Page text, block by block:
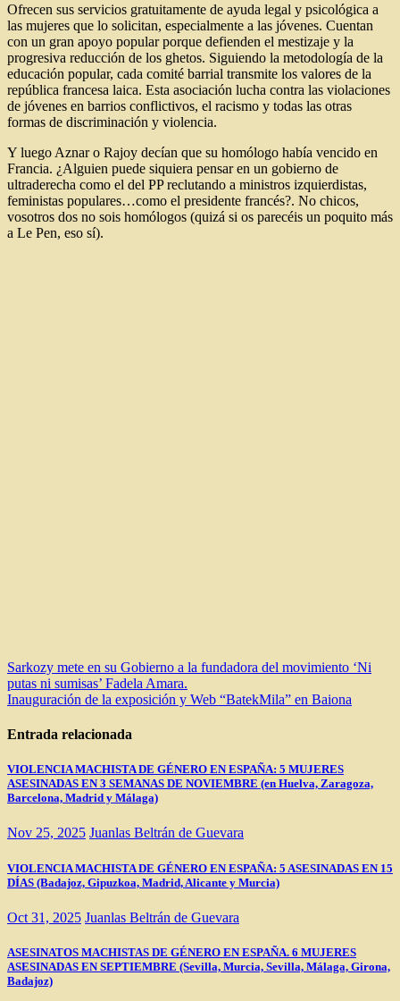
Ofrecen sus servicios gratuitamente de ayuda legal y psicológica a
las mujeres que lo solicitan, especialmente a las jóvenes. Cuentan
con un gran apoyo popular porque defienden el mestizaje y la
progresiva reducción de los ghetos. Siguiendo la metodología de la
educación popular, cada comité barrial transmite los valores de la
república francesa laica. Esta asociación lucha contra las violaciones
de jóvenes en barrios conflictivos, el racismo y todas las otras
formas de discriminación y violencia.
Y luego Aznar o Rajoy decían que su homólogo había vencido en
Francia. ¿Alguien puede siquiera pensar en un gobierno de
ultraderecha como el del PP reclutando a ministros izquierdistas,
feministas populares…como el presidente francés?. No chicos,
vosotros dos no sois homólogos (quizá si os parecéis un poquito más
a Le Pen, eso sí).
Navegación
de
Sarkozy mete en su Gobierno a la fundadora del movimiento ‘Ni
putas ni sumisas’ Fadela Amara.
Inauguración de la exposición y Web “BatekMila” en Baiona
Entrada relacionada
VIOLENCIA MACHISTA DE GÉNERO EN ESPAÑA: 5 MUJERES
ASESINADAS EN 3 SEMANAS DE NOVIEMBRE (en Huelva, Zaragoza,
Barcelona, Madrid y Málaga)
Nov 25, 2025 Juanlas Beltrán de Guevara
VIOLENCIA MACHISTA DE GÉNERO EN ESPAÑA: 5 ASESINADAS EN 15
DÍAS (Badajoz, Gipuzkoa, Madrid, Alicante y Murcia)
Oct 31, 2025 Juanlas Beltrán de Guevara
ASESINATOS MACHISTAS DE GÉNERO EN ESPAÑA. 6 MUJERES
ASESINADAS EN SEPTIEMBRE (Sevilla, Murcia, Sevilla, Málaga, Girona,
Badajoz)